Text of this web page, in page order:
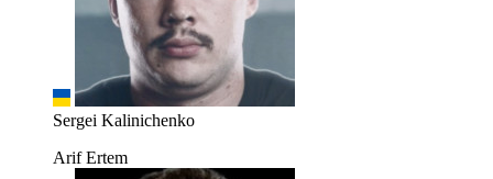
Sergei Kalinichenko
Arif Ertem